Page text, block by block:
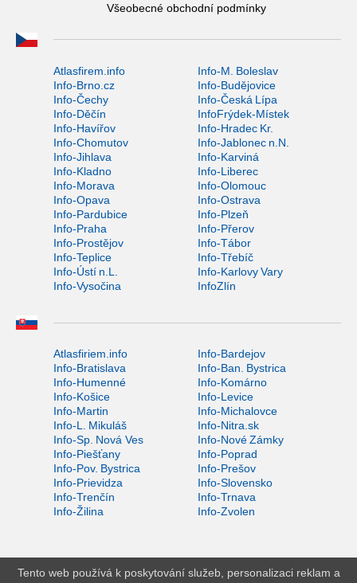
Všeobecné obchodní podmínky
Atlasfirem.info
Info-M. Boleslav
Info-Brno.cz
Info-Budějovice
Info-Čechy
Info-Česká Lípa
Info-Děčín
InfoFrýdek-Místek
Info-Havířov
Info-Hradec Kr.
Info-Chomutov
Info-Jablonec n.N.
Info-Jihlava
Info-Karviná
Info-Kladno
Info-Liberec
Info-Morava
Info-Olomouc
Info-Opava
Info-Ostrava
Info-Pardubice
Info-Plzeň
Info-Praha
Info-Přerov
Info-Prostějov
Info-Tábor
Info-Teplice
Info-Třebíč
Info-Ústí n.L.
Info-Karlovy Vary
Info-Vysočina
InfoZlín
Atlasfiriem.info
Info-Bardejov
Info-Bratislava
Info-Ban. Bystrica
Info-Humenné
Info-Komárno
Info-Košice
Info-Levice
Info-Martin
Info-Michalovce
Info-L. Mikuláš
Info-Nitra.sk
Info-Sp. Nová Ves
Info-Nové Zámky
Info-Piešťany
Info-Poprad
Info-Pov. Bystrica
Info-Prešov
Info-Prievidza
Info-Slovensko
Info-Trenčín
Info-Trnava
Info-Žilina
Info-Zvolen
Tento web používá k poskytování služeb, personalizaci reklam a